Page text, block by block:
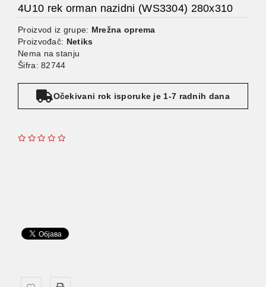
4U10 rek orman nazidni (WS3304) 280x310
Proizvod iz grupe: Mrežna oprema
Proizvođač: Netiks
Nema na stanju
Šifra: 82744
Očekivani rok isporuke je 1-7 radnih dana